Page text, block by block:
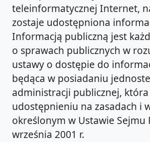
teleinformatycznej Internet,
zostaje udostępniona
Informacją publiczną jest
o sprawach publicznych w
ustawy o dostępie do
będąca w posiadaniu
administracji publicznej,
udostępnieniu na zasadach i
określonym w Ustawie Sejmu
września 2001 r.